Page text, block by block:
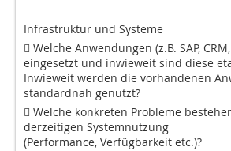
Infrastruktur und Systeme
 Welche Anwendungen (z.B. SAP,
eingesetzt und inwieweit sind diese
Inwieweit werden die vorhandenen
standardnah genutzt?
 Welche konkreten Probleme
derzeitigen Systemnutzung
(Performance, Verfügbarkeit etc.)?